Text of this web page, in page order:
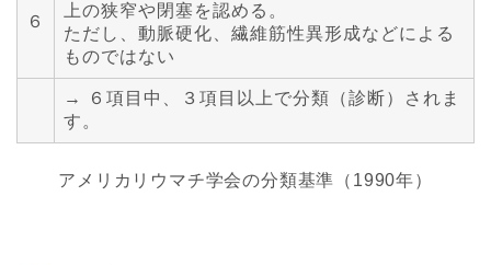
６
上の狭窄や閉塞を認める。
ただし、動脈硬化、繊維筋性異形成などによる
ものではない
→ ６項目中、３項目以上で分類（診断）されま
す。
アメリカリウマチ学会の分類基準（1990年）